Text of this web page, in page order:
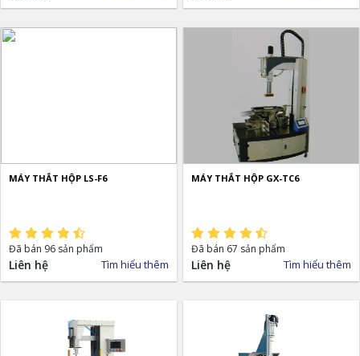
MÁY THẮT HỘP LS-F6
Đã bán 96 sản phẩm
Liên hệ Tìm hiểu thêm
MÁY THẮT HỘP GX-TC6
Đã bán 67 sản phẩm
Liên hệ Tìm hiểu thêm